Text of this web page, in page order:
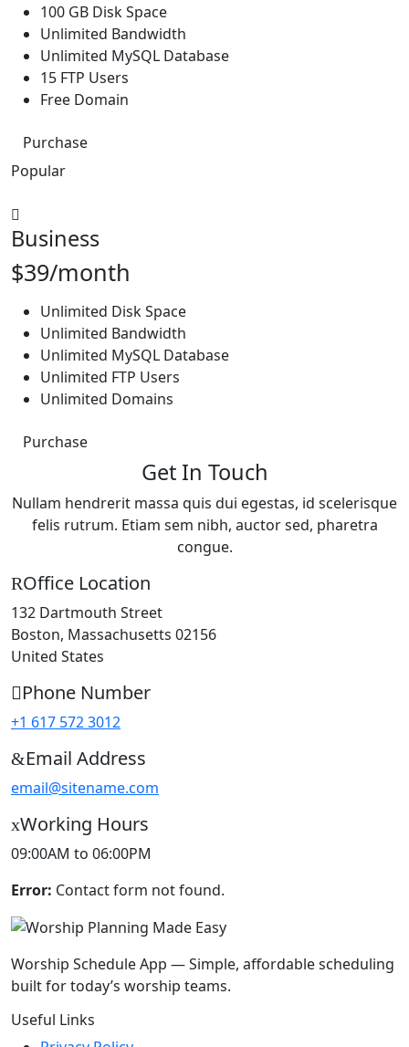
100 GB Disk Space
Unlimited Bandwidth
Unlimited MySQL Database
15 FTP Users
Free Domain
Purchase
Popular
Business
$39/month
Unlimited Disk Space
Unlimited Bandwidth
Unlimited MySQL Database
Unlimited FTP Users
Unlimited Domains
Purchase
Get In Touch
Nullam hendrerit massa quis dui egestas, id scelerisque
felis rutrum. Etiam sem nibh, auctor sed, pharetra
congue.
Office Location
132 Dartmouth Street
Boston, Massachusetts 02156
United States
Phone Number
+1 617 572 3012
Email Address
email@sitename.com
Working Hours
09:00AM to 06:00PM
Error: Contact form not found.
Worship Schedule App — Simple, affordable scheduling
built for today’s worship teams.
Useful Links